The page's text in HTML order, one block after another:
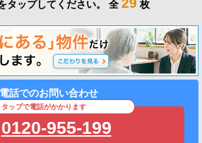
タップしてください。 全 29 枚
話でのお問い合わせ
タップで電話がかかります
0120-955-199